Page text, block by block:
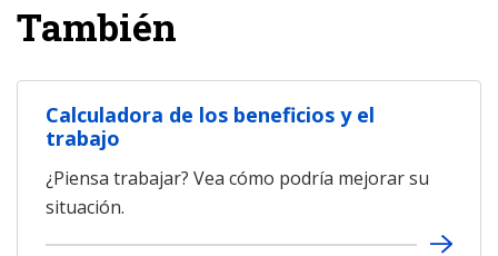
También
Calculadora de los beneficios y el
trabajo
¿Piensa trabajar? Vea cómo podría mejorar su
situación.